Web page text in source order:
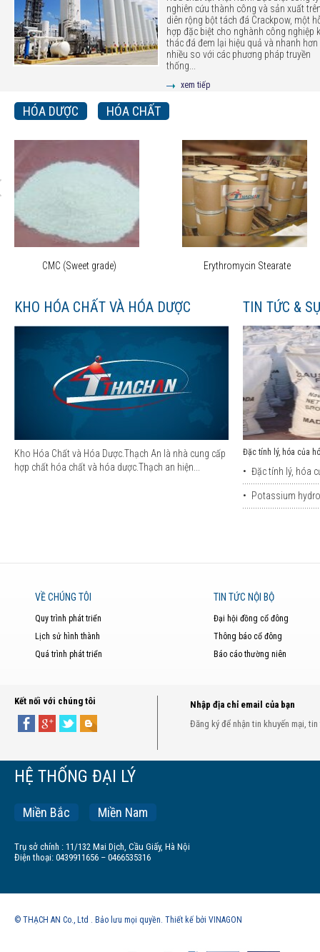
nghiên cứu thành công và sản xuất
diên rộng bột tách đá Crackpow, một
hợp đặc biệt cho nghành công nghiệp
thác đá đem lại hiệu quả và nhanh
nhiều so với các phương pháp truyền
thống...
xem tiếp
HÓA DƯỢC HÓA CHẤT
CMC (Sweet grade) Erythromycin Stearate
KHO HÓA CHẤT VÀ HÓA DƯỢC
Kho Hóa Chất và Hóa Dược.Thạch An là nhà cung cấp
hợp chất hóa chất và hóa dược.Thạch an hiện...
TIN TỨC &
Đặc tính lý, hóa của
• Đặc tính lý, hóa
• Potassium
VỀ CHÚNG TÔI
Quy trình phát triển
Lịch sử hình thành
Quá trình phát triển
TIN TỨC NỘI BỘ
Đại hội đồng cổ đông
Thông báo cổ đông
Báo cáo thường niên
Kết nối với chúng tôi
Nhập địa chỉ email của bạn
Đăng ký để nhận tin khuyến mại,
HỆ THỐNG ĐẠI LÝ
Miền Bắc Miền Nam
Trụ sở chính : 11/132 Mai Dịch, Cầu Giấy, Hà Nội
Điện thoại: 0439911656 – 0466535316
© THẠCH AN Co., Ltd . Bảo lưu mọi quyền. Thiết kế bởi VINAGON